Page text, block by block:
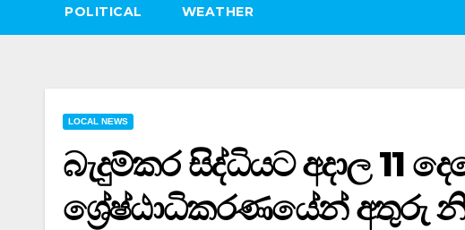
POLITICAL WEATHER
LOCAL NEWS
බැදුම්කර සිද්ධියට අදාල 11
ශ්‍රේෂ්ඨාධිකරණයේන් අතුරු